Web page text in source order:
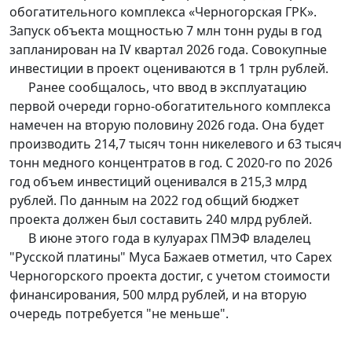
обогатительного комплекса «Черногорская ГРК».
Запуск объекта мощностью 7 млн тонн руды в год
запланирован на IV квартал 2026 года. Совокупные
инвестиции в проект оцениваются в 1 трлн рублей.
Ранее сообщалось, что ввод в эксплуатацию
первой очереди горно-обогатительного комплекса
намечен на вторую половину 2026 года. Она будет
производить 214,7 тысяч тонн никелевого и 63 тысяч
тонн медного концентратов в год. С 2020-го по 2026
год объем инвестиций оценивался в 215,3 млрд
рублей. По данным на 2022 год общий бюджет
проекта должен был составить 240 млрд рублей.
В июне этого года в кулуарах ПМЭФ владелец
"Русской платины" Муса Бажаев отметил, что Capex
Черногорского проекта достиг, с учетом стоимости
финансирования, 500 млрд рублей, и на вторую
очередь потребуется "не меньше".